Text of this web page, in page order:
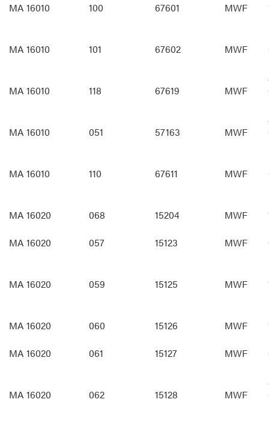
MA 16010
100 67601 MWF
MA 16010
101 67602 MWF
MA 16010
118 67619 MWF
MA 16010
051 57163 MWF
MA 16010
110 67611 MWF
MA 16020
068 15204 MWF
MA 16020
057 15123 MWF
MA 16020
059 15125 MWF
MA 16020
060 15126 MWF
MA 16020
061 15127 MWF
MA 16020
062 15128 MWF